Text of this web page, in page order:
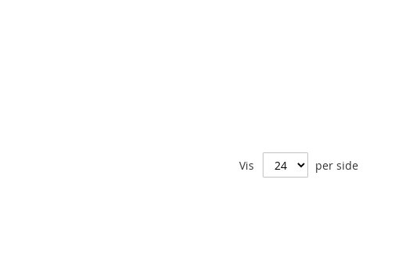
Vis per side